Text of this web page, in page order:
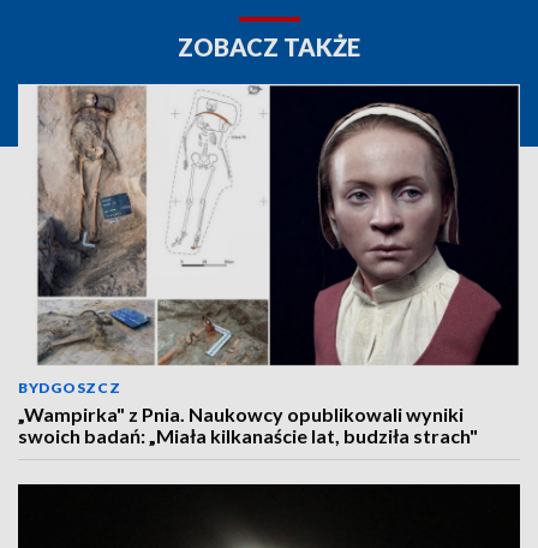
ZOBACZ TAKŻE
BYDGOSZCZ
„Wampirka" z Pnia. Naukowcy opublikowali wyniki
swoich badań: „Miała kilkanaście lat, budziła strach"